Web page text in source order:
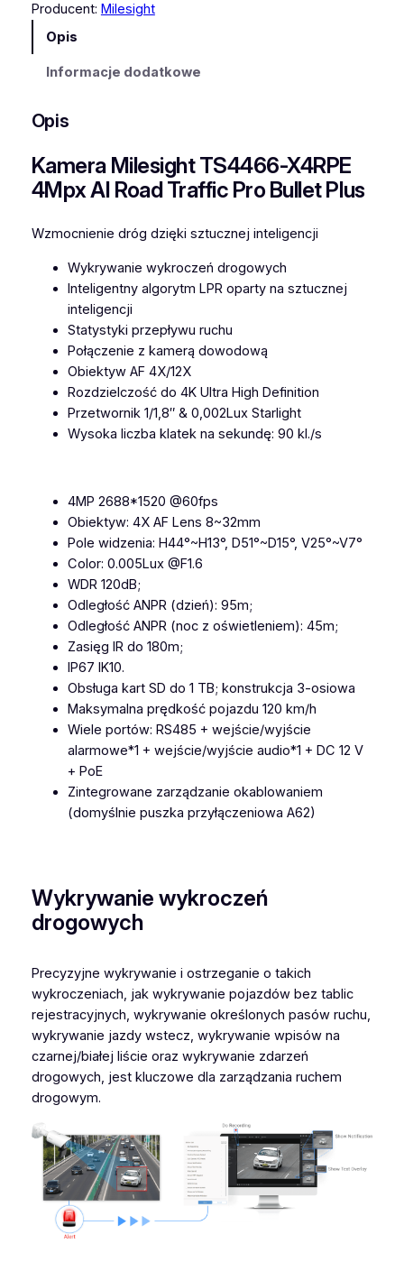
Producent: Milesight
Opis
Informacje dodatkowe
Opis
Kamera Milesight TS4466-X4RPE
4Mpx AI Road Traffic Pro Bullet Plus
Wzmocnienie dróg dzięki sztucznej inteligencji
Wykrywanie wykroczeń drogowych
Inteligentny algorytm LPR oparty na sztucznej
inteligencji
Statystyki przepływu ruchu
Połączenie z kamerą dowodową
Obiektyw AF 4X/12X
Rozdzielczość do 4K Ultra High Definition
Przetwornik 1/1,8″ & 0,002Lux Starlight
Wysoka liczba klatek na sekundę: 90 kl./s
4MP 2688*1520 @60fps
Obiektyw: 4X AF Lens 8~32mm
Pole widzenia: H44°~H13°, D51°~D15°, V25°~V7°
Color: 0.005Lux @F1.6
WDR 120dB;
Odległość ANPR (dzień): 95m;
Odległość ANPR (noc z oświetleniem): 45m;
Zasięg IR do 180m;
IP67 IK10.
Obsługa kart SD do 1 TB; konstrukcja 3-osiowa
Maksymalna prędkość pojazdu 120 km/h
Wiele portów: RS485 + wejście/wyjście
alarmowe*1 + wejście/wyjście audio*1 + DC 12 V
+ PoE
Zintegrowane zarządzanie okablowaniem
(domyślnie puszka przyłączeniowa A62)
Wykrywanie wykroczeń
drogowych
Precyzyjne wykrywanie i ostrzeganie o takich
wykroczeniach, jak wykrywanie pojazdów bez tablic
rejestracyjnych, wykrywanie określonych pasów ruchu,
wykrywanie jazdy wstecz, wykrywanie wpisów na
czarnej/białej liście oraz wykrywanie zdarzeń
drogowych, jest kluczowe dla zarządzania ruchem
drogowym.